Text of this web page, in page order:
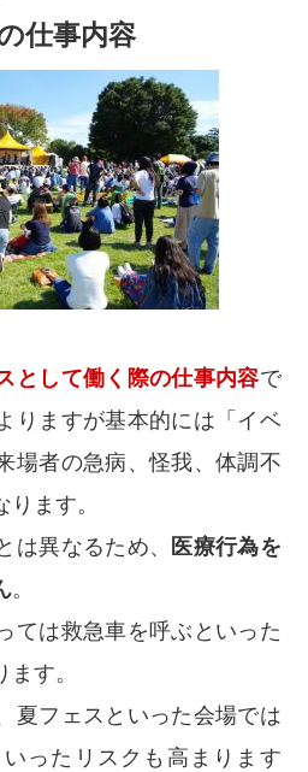
仕事内容
として働く際の仕事内容で
りますが基本的には「イベ
場者の急病、怪我、体調不
ます。
は異なるため、
医療行為を
。
ては救急車を呼ぶといった
す。
夏フェスといった会場では
ったリスクも高まります